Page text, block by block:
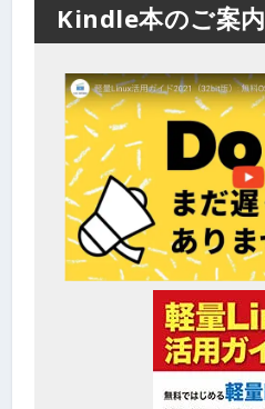
Kindle本のご案内